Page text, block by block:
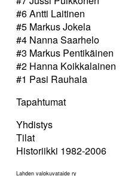
#6 Antti Laitinen
#5 Markus Jokela
#4 Nanna Saarhelo
#3 Markus Pentikäinen
#2 Hanna Koikkalainen
#1 Pasi Rauhala
Tapahtumat
Yhdistys
Tilat
Historiikki 1982-2006
Lahden valokuvataide ry